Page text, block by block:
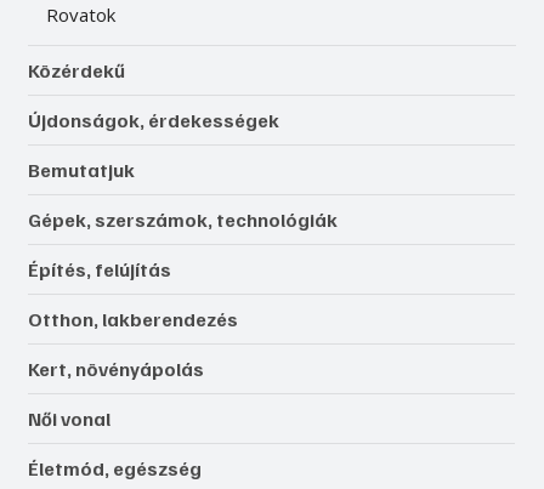
Rovatok
Közérdekű
Újdonságok, érdekességek
Bemutatjuk
Gépek, szerszámok, technológiák
Építés, felújítás
Otthon, lakberendezés
Kert, növényápolás
Női vonal
Életmód, egészség